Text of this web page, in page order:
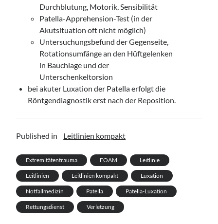
Durchblutung, Motorik, Sensibilität
Patella-Apprehension-Test (in der
Akutsituation oft nicht möglich)
Untersuchungsbefund der Gegenseite,
Rotationsumfänge an den Hüftgelenken
in Bauchlage und der
Unterschenkeltorsion
bei akuter Luxation der Patella erfolgt die
Röntgendiagnostik erst nach der Reposition.
Published in Leitlinien kompakt
Extremitätentrauma FOAM Leitlinie
Leitlinien Leitlinien kompakt Luxation
Notfallmedizin Patella Patella-Luxation
Rettungsdienst Verletzung